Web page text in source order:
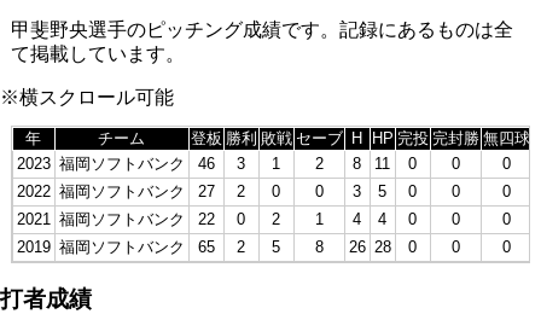
甲斐野央選手のピッチング成績です。記録にあるものは全
て掲載しています。
※横スクロール可能
年 チーム 登板 勝利 敗戦 セーブ H HP 完投 完封勝 無四球
2023 福岡ソフトバンク 46 3 1 2 8 11 0 0 0
2022 福岡ソフトバンク 27 2 0 0 3 5 0 0 0
2021 福岡ソフトバンク 22 0 2 1 4 4 0 0 0
2019 福岡ソフトバンク 65 2 5 8 26 28 0 0 0
打者成績